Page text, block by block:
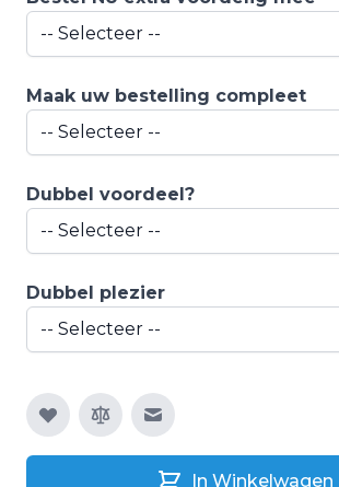
Maak uw bestelling compleet
Dubbel voordeel?
Dubbel plezier
E-mail naar een vriend
In Winkelwagen